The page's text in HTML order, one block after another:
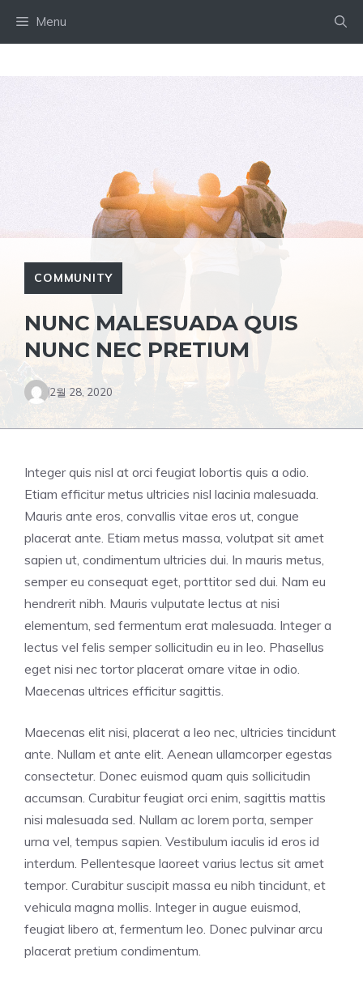
Menu
COMMUNITY
NUNC MALESUADA QUIS
NUNC NEC PRETIUM
2월 28, 2020
Integer quis nisl at orci feugiat lobortis quis a odio.
Etiam efficitur metus ultricies nisl lacinia malesuada.
Mauris ante eros, convallis vitae eros ut, congue
placerat ante. Etiam metus massa, volutpat sit amet
sapien ut, condimentum ultricies dui. In mauris metus,
semper eu consequat eget, porttitor sed dui. Nam eu
hendrerit nibh. Mauris vulputate lectus at nisi
elementum, sed fermentum erat malesuada. Integer a
lectus vel felis semper sollicitudin eu in leo. Phasellus
eget nisi nec tortor placerat ornare vitae in odio.
Maecenas ultrices efficitur sagittis.
Maecenas elit nisi, placerat a leo nec, ultricies tincidunt
ante. Nullam et ante elit. Aenean ullamcorper egestas
consectetur. Donec euismod quam quis sollicitudin
accumsan. Curabitur feugiat orci enim, sagittis mattis
nisi malesuada sed. Nullam ac lorem porta, semper
urna vel, tempus sapien. Vestibulum iaculis id eros id
interdum. Pellentesque laoreet varius lectus sit amet
tempor. Curabitur suscipit massa eu nibh tincidunt, et
vehicula magna mollis. Integer in augue euismod,
feugiat libero at, fermentum leo. Donec pulvinar arcu
placerat pretium condimentum.